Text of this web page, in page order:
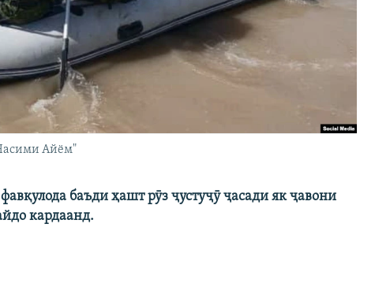
Айём"
баъди ҳашт рӯз ҷустуҷӯ ҷасади як ҷавони
кардаанд.